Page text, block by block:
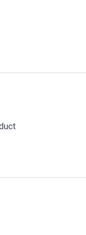
te vernemen dat
je een bericht.